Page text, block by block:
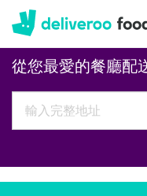
Deliveroo
從您最愛的餐廳配